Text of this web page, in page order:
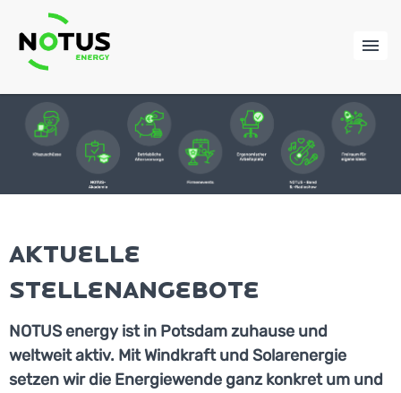
Aktuelle
Stellenangebote
NOTUS energy ist in Potsdam zuhause und
weltweit aktiv. Mit Windkraft und Solarenergie
setzen wir die Energiewende ganz konkret um und